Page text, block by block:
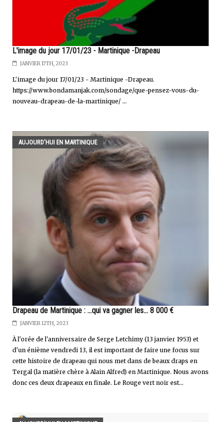
L'image du jour 17/01/23 - Martinique -Drapeau
JANVIER 17TH, 2023
L'image du jour 17/01/23 - Martinique -Drapeau.
https://www.bondamanjak.com/sondage/que-pensez-vous-du-
nouveau-drapeau-de-la-martinique/ ...
AUJOURD'HUI EN MARTINIQUE
Drapeau de Martinique : ...qui va gagner les... 8 000 €
JANVIER 12TH, 2023
À l'orée de l'anniversaire de Serge Letchimy (13 janvier 1953) et
d'un énième vendredi 13, il est important de faire une focus sur
cette histoire de drapeau qui nous met dans de beaux draps en
Tergal (la matière chère à Alain Alfred) en Martinique. Nous avons
donc ces deux drapeaux en finale. Le Rouge vert noir est...